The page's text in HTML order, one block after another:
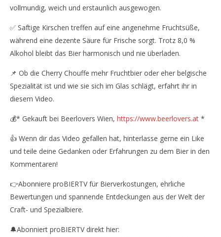
vollmundig, weich und erstaunlich ausgewogen.
✅ Saftige Kirschen treffen auf eine angenehme Fruchtsüße,
während eine dezente Säure für Frische sorgt. Trotz 8,0 %
Alkohol bleibt das Bier harmonisch und nie überladen.
📌 Ob die Cherry Chouffe mehr Fruchtbier oder eher belgische
Spezialität ist und wie sie sich im Glas schlägt, erfahrt ihr in
diesem Video.
💰* Gekauft bei Beerlovers Wien, https://www.beerlovers.at *
👍 Wenn dir das Video gefallen hat, hinterlasse gerne ein Like
und teile deine Gedanken oder Erfahrungen zu dem Bier in den
Kommentaren!
👉Abonniere proBIERTV für Bierverkostungen, ehrliche
Bewertungen und spannende Entdeckungen aus der Welt der
Craft- und Spezialbiere.
🔔Abonniert proBIERTV direkt hier: